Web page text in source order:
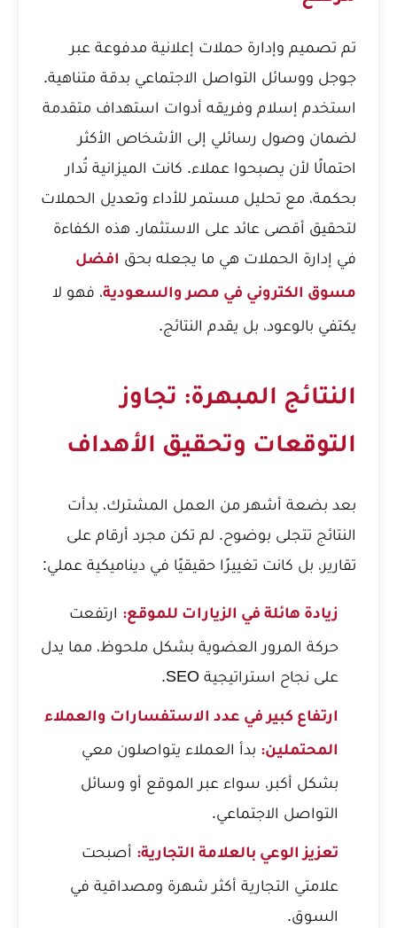
تم تصميم وإدارة حملات إعلانية مدفوعة عبر
جوجل ووسائل التواصل الاجتماعي بدقة متناهية.
استخدم إسلام وفريقه أدوات استهداف متقدمة
لضمان وصول رسائلي إلى الأشخاص الأكثر
احتمالًا لأن يصبحوا عملاء. كانت الميزانية تُدار
بحكمة، مع تحليل مستمر للأداء وتعديل الحملات
لتحقيق أقصى عائد على الاستثمار. هذه الكفاءة
في إدارة الحملات هي ما يجعله بحق افضل
مسوق الكتروني في مصر والسعودية، فهو لا
يكتفي بالوعود، بل يقدم النتائج.
النتائج المبهرة: تجاوز
التوقعات وتحقيق الأهداف
بعد بضعة أشهر من العمل المشترك، بدأت
النتائج تتجلى بوضوح. لم تكن مجرد أرقام على
تقارير، بل كانت تغييرًا حقيقيًا في ديناميكية عملي:
زيادة هائلة في الزيارات للموقع: ارتفعت
حركة المرور العضوية بشكل ملحوظ، مما يدل
على نجاح استراتيجية SEO.
ارتفاع كبير في عدد الاستفسارات والعملاء
المحتملين: بدأ العملاء يتواصلون معي
بشكل أكبر، سواء عبر الموقع أو وسائل
التواصل الاجتماعي.
تعزيز الوعي بالعلامة التجارية: أصبحت
علامتي التجارية أكثر شهرة ومصداقية في
السوق.